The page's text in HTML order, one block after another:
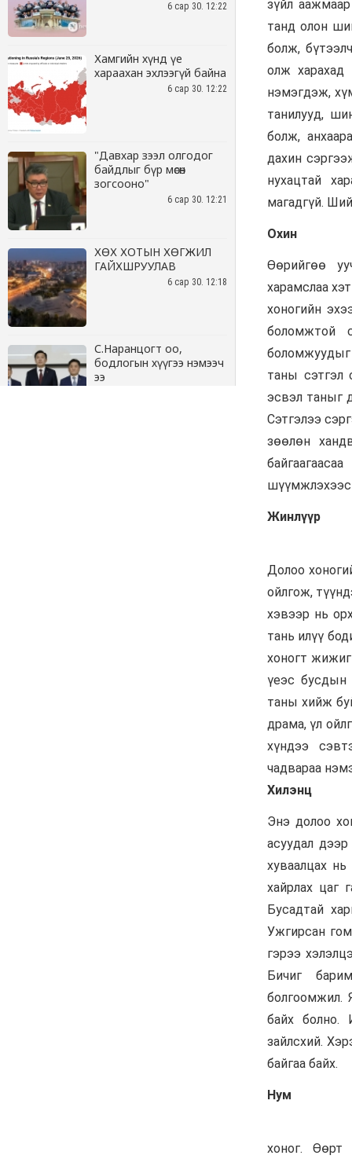
6 сар 30. 12:22
Хамгийн хүнд үе
хараахан эхлээгүй байна
6 сар 30. 12:22
"Давхар зээл олгодог
байдлыг бүр мөсөн
зогсооно"
6 сар 30. 12:21
ХӨХ ХОТЫН ХӨГЖИЛ
ГАЙХШРУУЛАВ
6 сар 30. 12:18
С.Наранцогт оо,
бодлогын хүүгээ нэмээч
ээ